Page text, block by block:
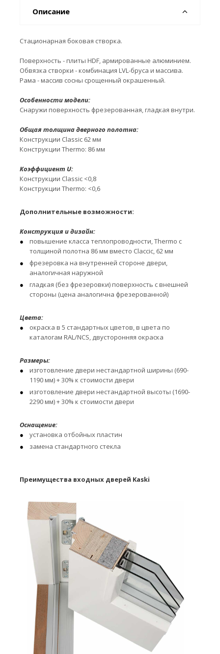
Описание
Стационарная боковая створка.
Поверхность - плиты HDF, армированные алюминием.
Обвязка створки - комбинация LVL-бруса и массива.
Рама - массив сосны срощенный окрашенный.
Особенности модели:
Снаружи поверхность фрезерованная, гладкая внутри.
Общая толщина дверного полотна:
Конструкции Classic 62 мм
Конструкции Thermo: 86 мм
Коэффициент U:
Конструкции Classic <0,8
Конструкции Thermo: <0,6
Дополнительные возможности:
Конструкция и дизайн:
повышение класса теплопроводности, Thermo с
толщиной полотна 86 мм вместо Claccic, 62 мм
фрезеровка на внутренней стороне двери,
аналогичная наружной
гладкая (без фрезеровки) поверхность с внешней
стороны (цена аналогична фрезерованной)
Цвета:
окраска в 5 стандартных цветов, в цвета по
каталогам RAL/NCS, двусторонняя окраска
Размеры:
изготовление двери нестандартной ширины (690-
1190 мм) + 30% к стоимости двери
изготовление двери нестандартной высоты (1690-
2290 мм) + 30% к стоимости двери
Оснащение:
установка отбойных пластин
замена стандартного стекла
Преимущества входных дверей Kaski